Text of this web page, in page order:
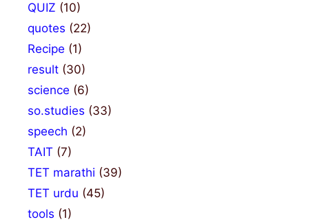
QUIZ (10)
quotes (22)
Recipe (1)
result (30)
science (6)
so.studies (33)
speech (2)
TAIT (7)
TET marathi (39)
TET urdu (45)
tools (1)